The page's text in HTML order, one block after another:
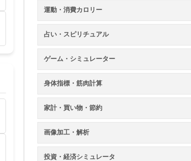
運動・消費カロリー
占い・スピリチュアル
ゲーム・シミュレーター
身体指標・筋肉計算
家計・買い物・節約
画像加工・解析
投資・経済シミュレータ